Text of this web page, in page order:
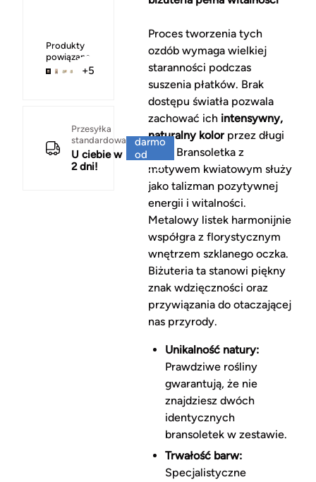
Produkty
powiązane
+5
Przesyłka
standardowa
U ciebie w
2 dni!
darmo
od
150 zł
Proces tworzenia tych
ozdób wymaga wielkiej
staranności podczas
suszenia płatków. Brak
dostępu światła pozwala
zachować ich intensywny,
naturalny kolorprzez długi
czas. Bransoletka z
motywem kwiatowym służy
jako talizman pozytywnej
energii i witalności.
Metalowy listek harmonijnie
współgra z florystycznym
wnętrzem szklanego oczka.
Biżuteria ta stanowi piękny
znak wdzięczności oraz
przywiązania do otaczającej
nas przyrody.
Unikalność natury:
Prawdziwe rośliny
gwarantują, że nie
znajdziesz dwóch
identycznych
bransoletek w zestawie.
Trwałość barw:
Specjalistyczne